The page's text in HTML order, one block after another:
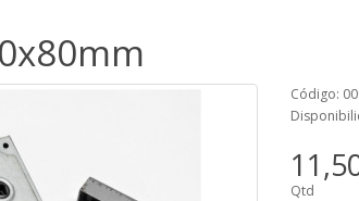
Código:
Qtd